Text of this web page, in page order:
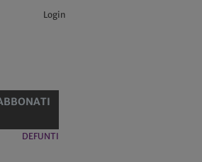
Login
DEFUNTI